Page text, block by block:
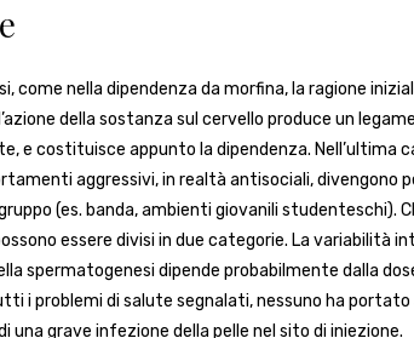
come nella dipendenza da morfina, la ragione
della sostanza sul cervello produce un
e costituisce appunto la dipendenza. Nell’ultima
aggressivi, in realtà antisociali, divengono
(es. banda, ambienti giovanili studenteschi).
essere divisi in due categorie. La variabilità
spermatogenesi dipende probabilmente dalla
i problemi di salute segnalati, nessuno ha portato
una grave infezione della pelle nel sito di iniezione.